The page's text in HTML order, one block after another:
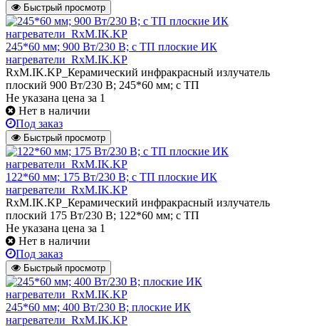
Быстрый просмотр
245*60 мм; 900 Вт/230 В; с ТП плоские ИК
нагреватели_RxM.IK.KP
RxM.IK.KP_Керамический инфракрасный излучатель
плоский 900 Вт/230 В; 245*60 мм; с ТП
Не указана цена за 1
Нет в наличии
Под заказ
Быстрый просмотр
122*60 мм; 175 Вт/230 В; с ТП плоские ИК
нагреватели_RxM.IK.KP
RxM.IK.KP_Керамический инфракрасный излучатель
плоский 175 Вт/230 В; 122*60 мм; с ТП
Не указана цена за 1
Нет в наличии
Под заказ
Быстрый просмотр
245*60 мм; 400 Вт/230 В; плоские ИК
нагреватели_RxM.IK.KP